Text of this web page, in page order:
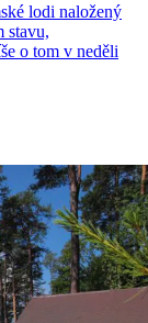
lodi naložený
stavu,
o tom v neděli